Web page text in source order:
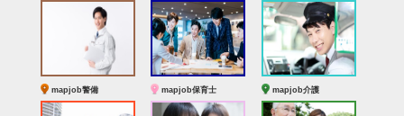
mapjob警備 mapjob保育士 mapjob介護